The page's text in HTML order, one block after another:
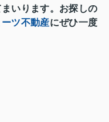
いります。お探しの
ーツ不動産にぜひ一度